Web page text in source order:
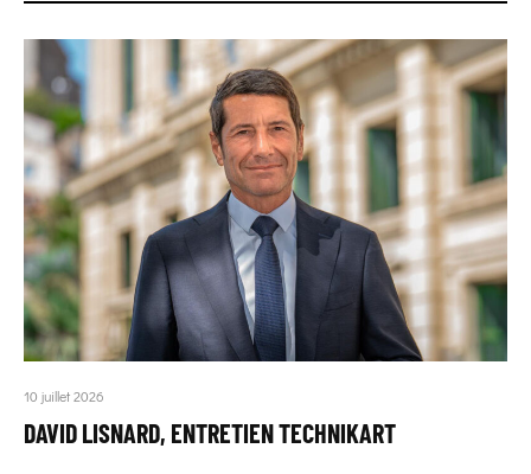
10 juillet 2026
DAVID LISNARD, ENTRETIEN TECHNIKART